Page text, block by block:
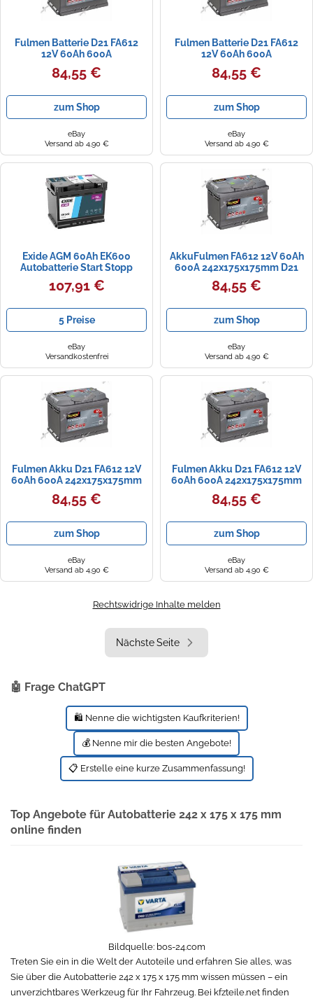
Fulmen Batterie D21 FA612
12V 60Ah 600A
242x175x175mm für Peugeot
84,55 €
zum Shop
eBay
Versand ab 4,90 €
Fulmen Batterie D21 FA612
12V 60Ah 600A
242x175x175mm für Renault
84,55 €
zum Shop
eBay
Versand ab 4,90 €
Exide AGM 60Ah EK600
Autobatterie Start Stopp
System PKW SUV
Lieferwagen
107,91 €
5 Preise
eBay
Versandkostenfrei
AkkuFulmen FA612 12V 60Ah
600A 242x175x175mm D21
VARTA Expressversand
84,55 €
zum Shop
eBay
Versand ab 4,90 €
Fulmen Akku D21 FA612 12V
60Ah 600A 242x175x175mm
High End
84,55 €
zum Shop
eBay
Versand ab 4,90 €
Fulmen Akku D21 FA612 12V
60Ah 600A 242x175x175mm
100% Wartungsfrei
84,55 €
zum Shop
eBay
Versand ab 4,90 €
Rechtswidrige Inhalte melden
Nächste Seite
🤖 Frage ChatGPT
🛍️ Nenne die wichtigsten Kaufkriterien!
💰 Nenne mir die besten Angebote!
📋 Erstelle eine kurze Zusammenfassung!
Top Angebote für Autobatterie 242 x 175 x 175 mm
online finden
Bildquelle: bos-24.com
Treten Sie ein in die Welt der Autoteile und erfahren Sie alles, was
Sie über die Autobatterie 242 x 175 x 175 mm wissen müssen – ein
unverzichtbares Werkzeug für Ihr Fahrzeug. Bei kfzteile.net finden